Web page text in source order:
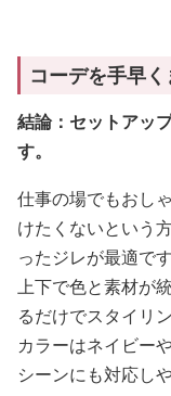
コーデを手早
結論：セットアッ
す。
仕事の場でもおし
けたくないという
ったジレが最適です
上下で色と素材が
るだけでスタイリ
カラーはネイビー
シーンにも対応し